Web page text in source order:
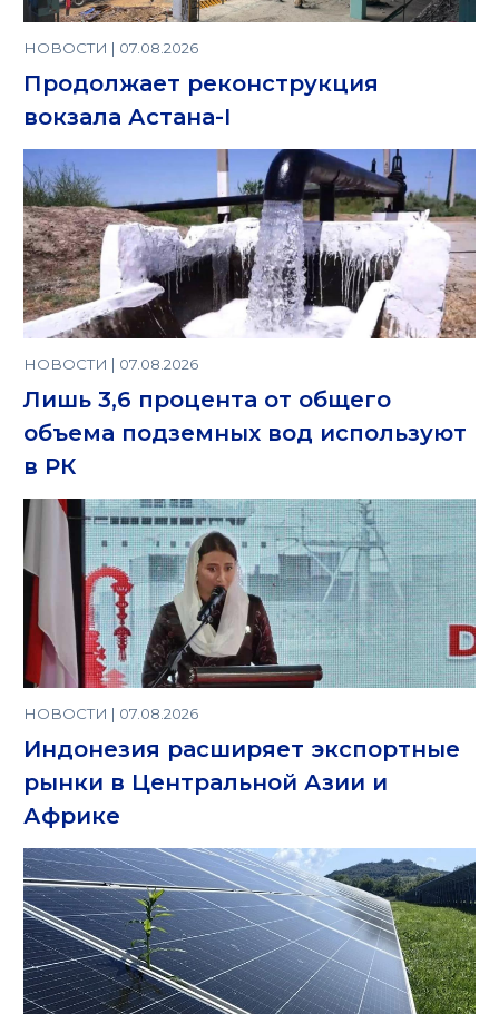
НОВОСТИ | 07.08.2026
Продолжает реконструкция
вокзала Астана-I
НОВОСТИ | 07.08.2026
Лишь 3,6 процента от общего
объема подземных вод используют
в РК
НОВОСТИ | 07.08.2026
Индонезия расширяет экспортные
рынки в Центральной Азии и
Африке